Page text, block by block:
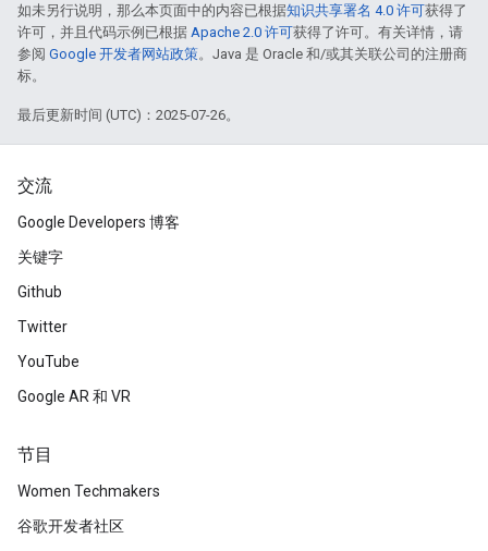
如未另行说明，那么本页面中的内容已根据知识共享署名 4.0 许可获得了
许可，并且代码示例已根据 Apache 2.0 许可获得了许可。有关详情，请
参阅 Google 开发者网站政策。Java 是 Oracle 和/或其关联公司的注册商
标。
最后更新时间 (UTC)：2025-07-26。
交流
Google Developers 博客
关键字
Github
Twitter
YouTube
Google AR 和 VR
节目
Women Techmakers
谷歌开发者社区